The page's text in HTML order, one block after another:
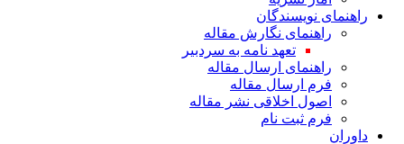
راهنمای نویسندگان
راهنمای نگارش مقاله
تعهد نامه به سردبیر
راهنمای ارسال مقاله
فرم ارسال مقاله
اصول اخلاقی نشر مقاله
فرم ثبت نام
داوران